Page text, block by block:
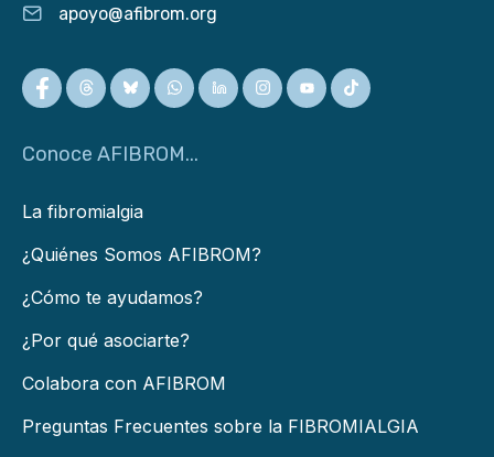
apoyo@afibrom.org
Conoce AFIBROM...
La fibromialgia
¿Quiénes Somos AFIBROM?
¿Cómo te ayudamos?
¿Por qué asociarte?
Colabora con AFIBROM
Preguntas Frecuentes sobre la FIBROMIALGIA